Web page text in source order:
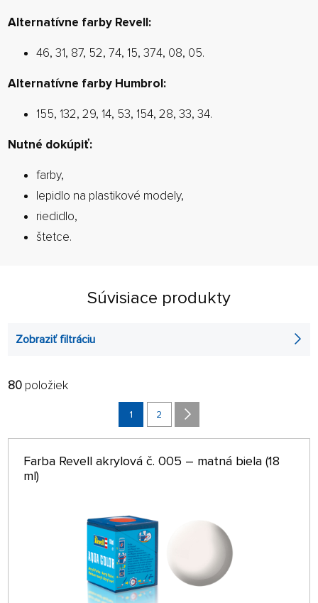
Alternatívne farby Revell:
46, 31, 87, 52, 74, 15, 374, 08, 05.
Alternatívne farby Humbrol:
155, 132, 29, 14, 53, 154, 28, 33, 34.
Nutné dokúpiť:
farby,
lepidlo na plastikové modely,
riedidlo,
štetce.
Súvisiace produkty
Zobraziť filtráciu
FILTROVAŤ:
ABECEDNE
64 NA STRÁNKE
80 položiek
1 2
Farba Revell akrylová č. 005 – matná biela (18
ml)